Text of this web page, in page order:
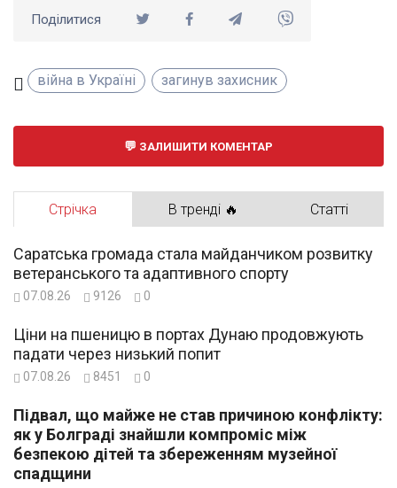
Поділитися
війна в Україні загинув захисник
ЗАЛИШИТИ КОМЕНТАР
Стрічка В тренді 🔥 Статті
Саратська громада стала майданчиком розвитку
ветеранського та адаптивного спорту
07.08.26 9126 0
Ціни на пшеницю в портах Дунаю продовжують
падати через низький попит
07.08.26 8451 0
Підвал, що майже не став причиною конфлікту:
як у Болграді знайшли компроміс між
безпекою дітей та збереженням музейної
спадщини